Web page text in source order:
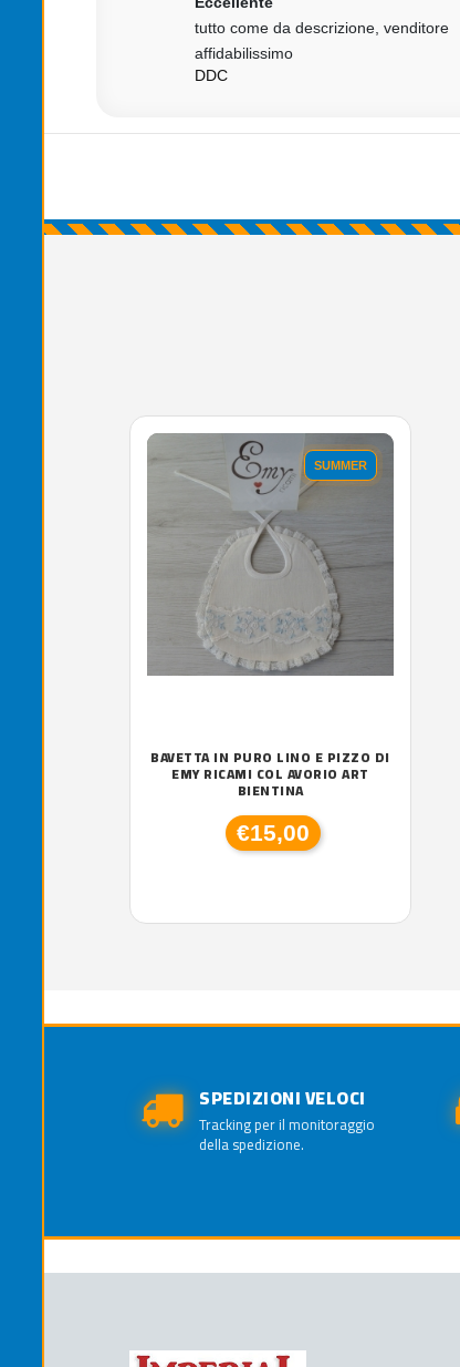
tutto come da descrizione, venditore
affidabilissimo
'.'
SUMMER
BAVETTA IN PURO LINO E PIZZO DI
EMY RICAMI COL AVORIO ART
BIENTINA
€15,00
SPEDIZIONI VELOCI
Tracking per il monitoraggio
della spedizione.